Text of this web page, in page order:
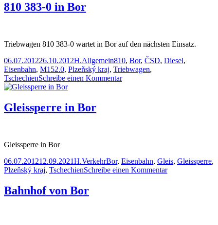
810 383-0 in Bor
Triebwagen 810 383-0 wartet in Bor auf den nächsten Einsatz.
Veröffentlicht
am
06.07.201226.10.2012Autor
H.Kategorien
AllgemeinSchlagwörter
810, Bor, ČSD, Diesel,
Eisenbahn, M152.0, Plzeňský kraj, Triebwagen,
TschechienSchreibe einen Kommentarzu
Gleissperre in Bor
Gleissperre in Bor
Veröffentlicht
am
06.07.201212.09.2021Autor
H.Kategorien
VerkehrSchlagwörter
Bor, Eisenbahn, Gleis, Gleissperre,
Plzeňský kraj, TschechienSchreibe einen Kommentarzu
Bahnhof von Bor